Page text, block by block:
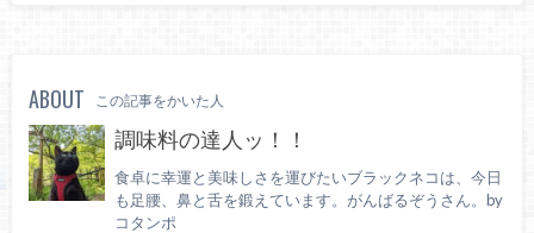
ABOUT この記事をかいた人
調味料の達人ッ！！
食卓に幸運と美味しさを運びたいブラックネコは、今日
も足腰、鼻と舌を鍛えています。がんばるぞうさん。by
コタンポ